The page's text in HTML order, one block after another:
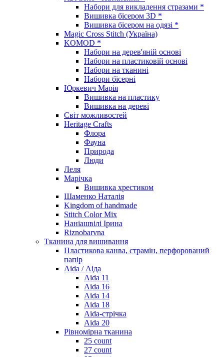
Набори для викладення стразами *
Вишивка бісером 3D *
Вишивка бісером на одязі *
Magic Cross Stitch (Україна)
KOMOD *
Набори на дерев'яній основі
Набори на пластиковій основі
Набори на тканині
Набори бісерні
Юркевич Марія
Вишивка на пластику
Вишивка на дереві
Світ можливостей
Heritage Crafts
Флора
Фауна
Природа
Люди
Леля
Марічка
Вишивка хрестиком
Шаменко Наталія
Kingdom of handmade
Stitch Color Mix
Наніашвілі Ірина
Riznobarvna
Тканина для вишивання
Пластикова канва, страмін, перфорований
папір
Aida / Аіда
Aida 11
Aida 16
Aida 14
Aida 18
Aida-стрічка
Aida 20
Рівномірна тканина
25 count
27 count